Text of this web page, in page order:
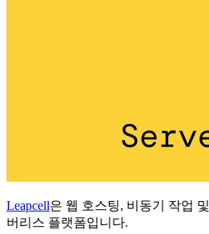
Leapcell은 웹 호스팅, 비동기 작업
버리스 플랫폼입니다.